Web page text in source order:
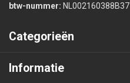
btw-nummer: NL002160388B37
Categorieën
Informatie